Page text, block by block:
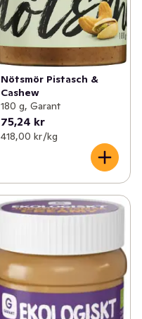
Nötsmör Pistasch &
Cashew
180 g, Garant
75,24 kr
418,00 kr /kg